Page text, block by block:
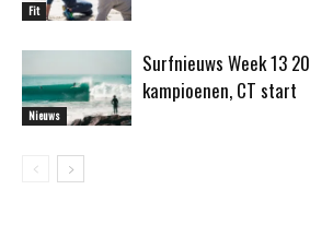
Fit
Nieuws
Surfnieuws Week 13
kampioenen, CT start